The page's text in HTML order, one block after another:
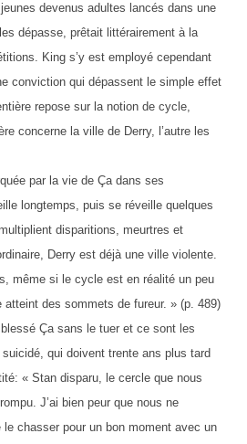
jeunes devenus adultes lancés dans une
dépasse, prêtait littérairement à la
King s’y est employé cependant
conviction qui dépassent le simple effet
repose sur la notion de cycle,
concerne la ville de Derry, l’autre les
par la vie de Ça dans ses
longtemps, puis se réveille quelques
disparitions, meurtres et
Derry est déjà une ville violente.
même si le cycle est en réalité un peu
des sommets de fureur. » (p. 489)
Ça sans le tuer et ce sont les
qui doivent trente ans plus tard
« Stan disparu, le cercle que nous
J’ai bien peur que nous ne
chasser pour un bon moment avec un